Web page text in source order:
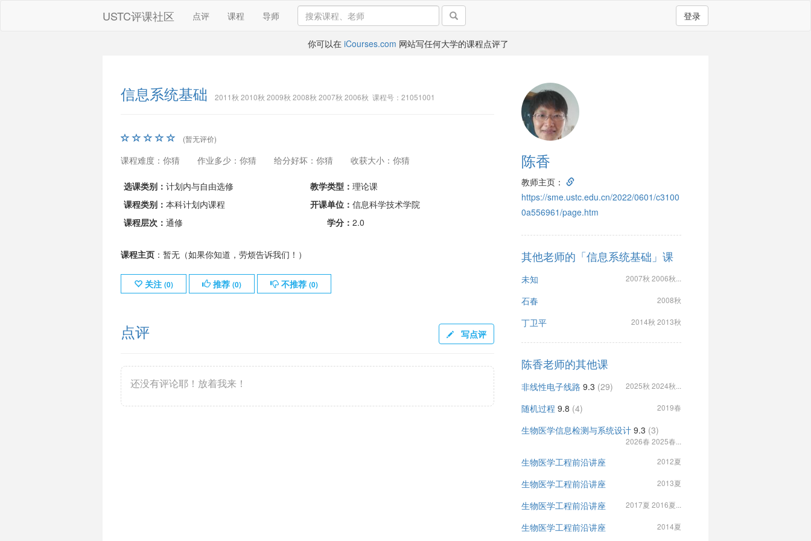
USTC评课社区 点评 课程 导师 登录
你可以在 iCourses.com 网站写任何大学的课程点评了
信息系统基础 2011秋 2010秋 2009秋 2008秋 2007秋 2006秋 课程号：21051001
(暂无评价)
课程难度：你猜 作业多少：你猜 给分好坏：你猜 收获大小：你猜
选课类别： 计划内与自由选修 教学类型： 理论课
课程类别： 本科计划内课程 开课单位： 信息科学技术学院
课程层次： 通修 学分： 2.0
课程主页：暂无（如果你知道，劳烦告诉我们！）
关注 (0) 推荐 (0) 不推荐 (0)
点评 写点评
还没有评论耶！放着我来！
陈香
教师主页：
https://sme.ustc.edu.cn/2022/0601/c3100
0a556961/page.htm
其他老师的「信息系统基础」课
未知 2007秋 2006秋...
石春 2008秋
丁卫平 2014秋 2013秋
陈香老师的其他课
非线性电子线路 9.3 (29) 2025秋 2024秋...
随机过程 9.8 (4) 2019春
生物医学信息检测与系统设计 9.3 (3)
2026春 2025春...
生物医学工程前沿讲座 2012夏
生物医学工程前沿讲座 2013夏
生物医学工程前沿讲座 2017夏 2016夏...
生物医学工程前沿讲座 2014夏